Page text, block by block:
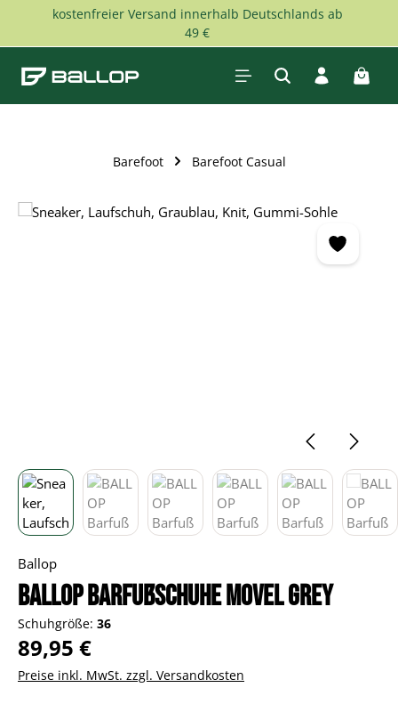
Zum Hauptinhalt springen
kostenfreier Versand innerhalb Deutschlands ab
49 €
Barefoot Barefoot Casual
Bildergalerie überspringen
Ballop
BALLOP Barfußschuhe Movel grey
Schuhgröße: 36
Regulärer Preis:
89,95 €
Preise inkl. MwSt. zzgl. Versandkosten